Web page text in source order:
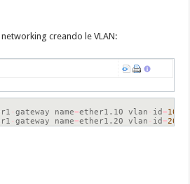
creando le VLAN:
-gateway name=ether1.10 vlan - id =10
-gateway name=ether1.20 vlan - id =20